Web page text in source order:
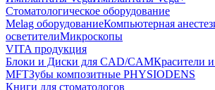
Стоматологическое оборудование
Melag оборудованиеКомпьютерная
осветителиМикроскопы
VITA продукция
Блоки и Диски для CAD/CAMКрасители
MFTЗубы композитные PHYSIODENS
Книги для стоматологов